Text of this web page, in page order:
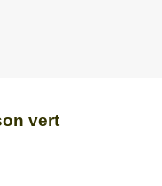
vert